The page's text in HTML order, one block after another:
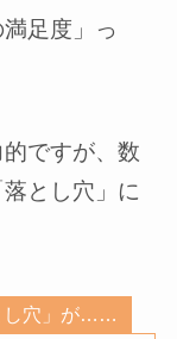
足度」っ
ですが、数
とし穴」に
し穴」が……